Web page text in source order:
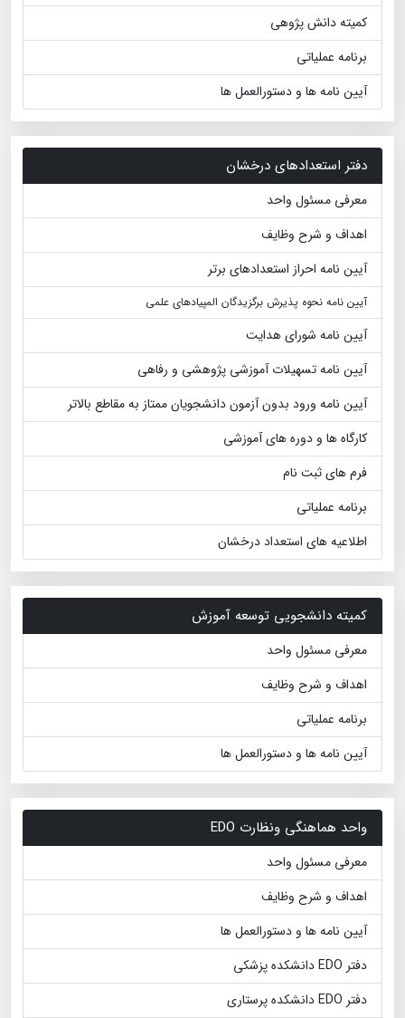
کمیته دانش پژوهی
برنامه عملیاتی
آیین نامه ها و دستورالعمل ها
دفتر استعدادهای درخشان
معرفی مسئول واحد
اهداف و شرح وظایف
آیین نامه احراز استعدادهای برتر
آیین نامه نحوه پذیرش برگزیدگان المپیادهای علمی
آیین نامه شورای هدایت
آیین نامه تسهیلات آموزشی پژوهشی و رفاهی
آیین نامه ورود بدون آزمون دانشجویان ممتاز به مقاطع بالاتر
کارگاه ها و دوره های آموزشی
فرم های ثبت نام
برنامه عملیاتی
اطلاعیه های استعداد درخشان
کمیته دانشجویی توسعه آموزش
معرفی مسئول واحد
اهداف و شرح وظایف
برنامه عملیاتی
آیین نامه ها و دستورالعمل ها
واحد هماهنگی ونظارت EDO
معرفی مسئول واحد
اهداف و شرح وظایف
آیین نامه ها و دستورالعمل ها
دفتر EDO دانشکده پزشکی
دفتر EDO دانشکده پرستاری